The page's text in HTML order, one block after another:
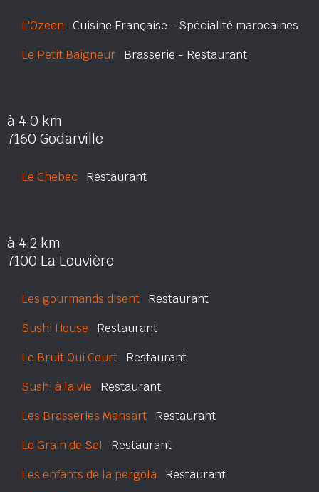
L'Ozeen Cuisine Française - Spécialité marocaines
Le Petit Baigneur Brasserie - Restaurant
à 4.0 km
7160 Godarville
Le Chebec Restaurant
à 4.2 km
7100 La Louvière
Les gourmands disent Restaurant
Sushi House Restaurant
Le Bruit Qui Court Restaurant
Sushi à la vie Restaurant
Les Brasseries Mansart Restaurant
Le Grain de Sel Restaurant
Les enfants de la pergola Restaurant